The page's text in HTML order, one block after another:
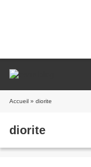
Accueil » diorite
diorite